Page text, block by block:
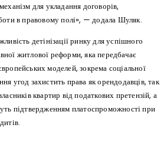
для укладання договорів,
в правовому полі», — додала Шуляк.
детінізації ринку для успішного
житлової реформи, яка передбачає
моделей, зокрема соціальної
угод захистить права як орендодавців, так
квартир від податкових претензій, а
підтвердженням платоспроможності при